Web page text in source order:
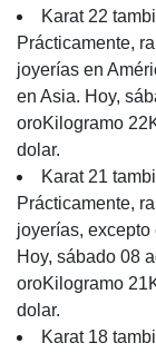
Karat 22
Prácticamente,
joyerías en
en Asia. Hoy,
oroKilogramo
dolar.
Karat 21
Prácticamente,
joyerías,
Hoy, sábado 08
oroKilogramo
dolar.
Karat 18